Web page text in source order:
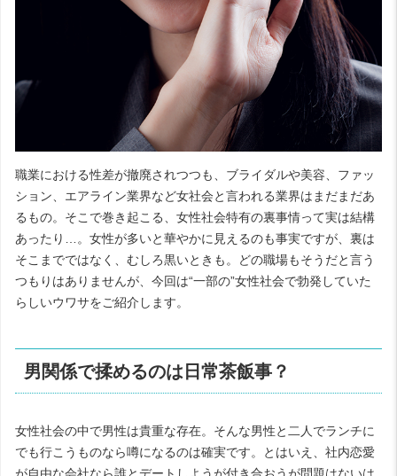
職業における性差が撤廃されつつも、ブライダルや美容、ファッ
ション、エアライン業界など女社会と言われる業界はまだまだあ
るもの。そこで巻き起こる、女性社会特有の裏事情って実は結構
あったり…。女性が多いと華やかに見えるのも事実ですが、裏は
そこまでではなく、むしろ黒いときも。どの職場もそうだと言う
つもりはありませんが、今回は“一部の”女性社会で勃発していた
らしいウワサをご紹介します。
男関係で揉めるのは日常茶飯事？
女性社会の中で男性は貴重な存在。そんな男性と二人でランチに
でも行こうものなら噂になるのは確実です。とはいえ、社内恋愛